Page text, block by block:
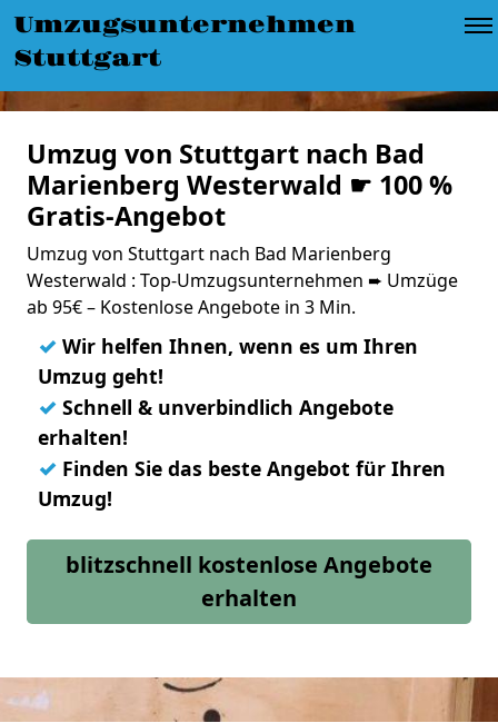
Umzugsunternehmen
Stuttgart
Umzug von Stuttgart nach Bad
Marienberg Westerwald ☛ 100 %
Gratis-Angebot
Umzug von Stuttgart nach Bad Marienberg
Westerwald : Top-Umzugsunternehmen ➨ Umzüge
ab 95€ – Kostenlose Angebote in 3 Min.
✓ Wir helfen Ihnen, wenn es um Ihren
Umzug geht!
✓ Schnell & unverbindlich Angebote
erhalten!
✓ Finden Sie das beste Angebot für Ihren
Umzug!
blitzschnell kostenlose Angebote
erhalten